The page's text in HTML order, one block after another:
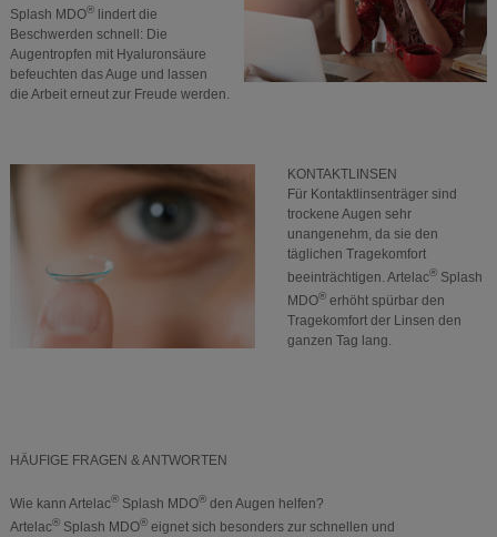
Splash MDO®lindert die
Beschwerden schnell: Die
Augentropfen mit Hyaluronsäure
befeuchten das Auge und lassen
die Arbeit erneut zur Freude werden.
KONTAKTLINSEN
Für Kontaktlinsenträger sind
trockene Augen sehr
unangenehm, da sie den
täglichen Tragekomfort
beeinträchtigen. Artelac®Splash
MDO®erhöht spürbar den
Tragekomfort der Linsen den
ganzen Tag lang.
HÄUFIGE FRAGEN & ANTWORTEN
Wie kann Artelac®Splash MDO®den Augen helfen?
Artelac®Splash MDO®eignet sich besonders zur schnellen und